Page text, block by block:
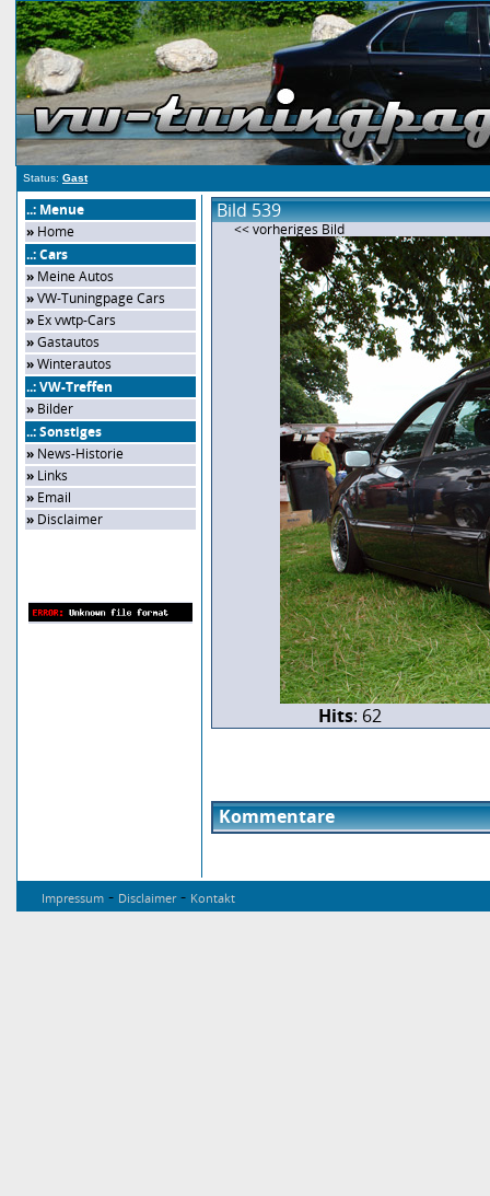
Status: Gast
..: Menue
» Home
..: Cars
» Meine Autos
»VW-Tuningpage Cars
» Ex vwtp-Cars
»Gastautos
»Winterautos
..: VW-Treffen
» Bilder
..: Sonstiges
» News-Historie
» Links
» Email
» Disclaimer
Bild 539
<< vorheriges Bild
Hits: 62
Kommentare
Impressum - Disclaimer- Kontakt